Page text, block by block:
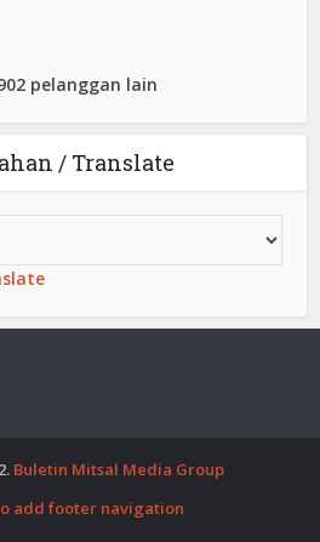
pelanggan lain
/ Translate
Buletin Mitsal Media Group
add footer navigation